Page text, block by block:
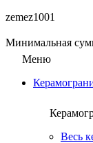
zemez1001
Минимальная
Меню
Весь